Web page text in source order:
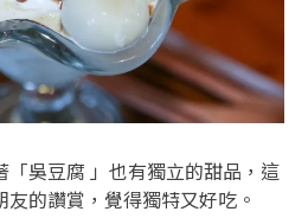
「吳豆腐 」也有獨立的甜品，這
的讚賞，覺得獨特又好吃。